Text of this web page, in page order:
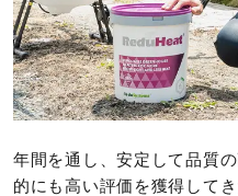
年間を通し、安定して品質
的にも高い評価を獲得して